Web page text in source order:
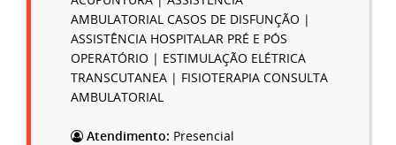
AMBULATORIAL CASOS DE DISFUNÇÃO |
ASSISTÊNCIA HOSPITALAR PRÉ E PÓS
OPERATÓRIO | ESTIMULAÇÃO ELÉTRICA
TRANSCUTANEA | FISIOTERAPIA CONSULTA
AMBULATORIAL
Atendimento: Presencial